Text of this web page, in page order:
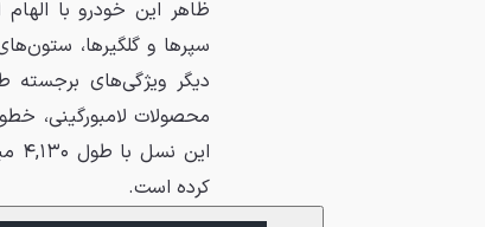
سپرها و گلگیرها،
دیگر ویژگی‌های برجسته
کرده است.